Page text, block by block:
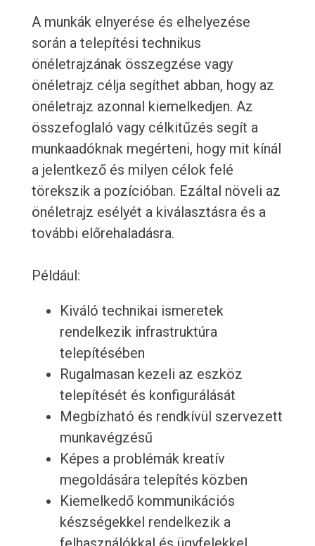
A munkák elnyerése és elhelyezése
során a telepítési technikus
önéletrajzának összegzése vagy
önéletrajz célja segíthet abban, hogy az
önéletrajz azonnal kiemelkedjen. Az
összefoglaló vagy célkitűzés segít a
munkaadóknak megérteni, hogy mit kínál
a jelentkező és milyen célok felé
törekszik a pozícióban. Ezáltal növeli az
önéletrajz esélyét a kiválasztásra és a
további előrehaladásra.
Például:
Kiváló technikai ismeretek
rendelkezik infrastruktúra
telepítésében
Rugalmasan kezeli az eszköz
telepítését és konfigurálását
Megbízható és rendkívül szervezett
munkavégzésű
Képes a problémák kreatív
megoldására telepítés közben
Kiemelkedő kommunikációs
készségekkel rendelkezik a